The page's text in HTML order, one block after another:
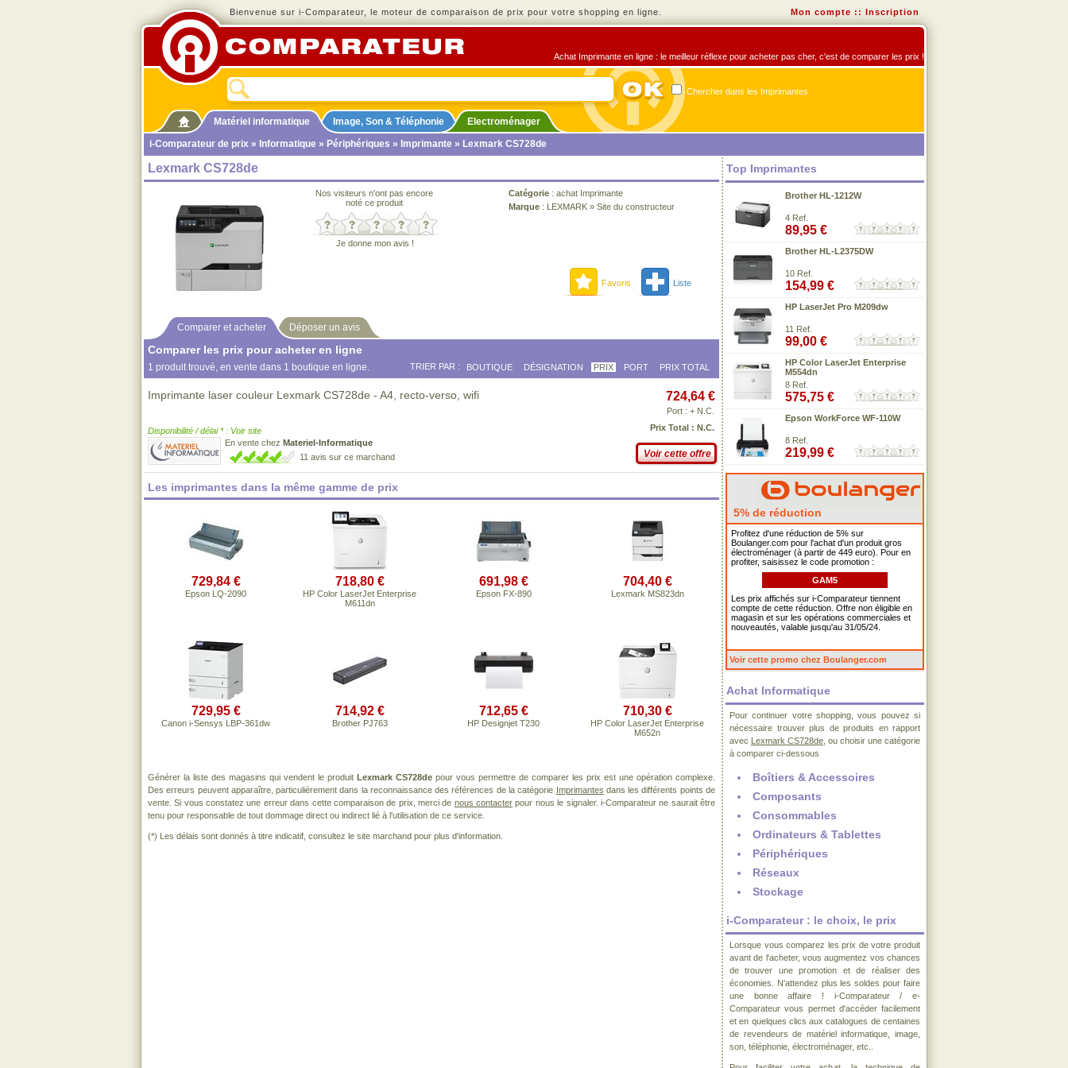
Bienvenue sur i-Comparateur, le moteur de comparaison de prix pour votre shopping en ligne. Mon compte :: Inscription
Achat Imprimante en ligne : le meilleur réflexe pour acheter pas cher, c'est de comparer les prix !
Chercher dans les Imprimantes
Matériel informatique Image, Son & Téléphonie
Electroménager
i-Comparateur de prix » Informatique » Périphériques » Imprimante » Lexmark CS728de
Lexmark CS728de
Nos visiteurs n'ont pas encore
noté ce produit
Je donne mon avis !
Catégorie : achat Imprimante
Marque : LEXMARK » Site du constructeur
Favoris Liste
Comparer et acheter Déposer un avis
Comparer les prix pour acheter en ligne
1 produit trouvé, en vente dans 1 boutique en ligne. TRIER PAR : BOUTIQUE DÉSIGNATION PRIX PORT PRIX TOTAL
Imprimante laser couleur Lexmark CS728de - A4, recto-verso, wifi
Disponibilité / délai * : Voir site
En vente chez Materiel-Informatique
11 avis sur ce marchand
724,64 €
Port : + N.C.
Prix Total : N.C.
Voir cette offre
Les imprimantes dans la même gamme de prix
729,84 €
Epson LQ-2090
718,80 €
HP Color LaserJet Enterprise
M611dn
691,98 €
Epson FX-890
704,40 €
Lexmark MS823dn
729,95 €
Canon i-Sensys LBP-361dw
714,92 €
Brother PJ763
712,65 €
HP Designjet T230
710,30 €
HP Color LaserJet Enterprise
M652n
Générer la liste des magasins qui vendent le produit Lexmark CS728de pour vous permettre de comparer les prix est une opération complexe.
Des erreurs peuvent apparaître, particulièrement dans la reconnaissance des références de la catégorie Imprimantes dans les différents points de
vente. Si vous constatez une erreur dans cette comparaison de prix, merci de nous contacter pour nous le signaler. i-Comparateur ne saurait être
tenu pour responsable de tout dommage direct ou indirect lié à l'utilisation de ce service.
(*) Les délais sont donnés à titre indicatif, consultez le site marchand pour plus d'information.
Top Imprimantes
Brother HL-1212W
4 Ref.
89,95 €
Brother HL-L2375DW
10 Ref.
154,99 €
HP LaserJet Pro M209dw
11 Ref.
99,00 €
HP Color LaserJet Enterprise
M554dn
8 Ref.
575,75 €
Epson WorkForce WF-110W
8 Ref.
219,99 €
5% de réduction
Profitez d'une réduction de 5% sur
Boulanger.com pour l'achat d'un produit gros
électroménager (à partir de 449 euro). Pour en
profiter, saisissez le code promotion :
GAM5
Les prix affichés sur i-Comparateur tiennent
compte de cette réduction. Offre non éligible en
magasin et sur les opérations commerciales et
nouveautés, valable jusqu'au 31/05/24.
Voir cette promo chez Boulanger.com
Achat Informatique
Pour continuer votre shopping, vous pouvez si
nécessaire trouver plus de produits en rapport
avec Lexmark CS728de , ou choisir une catégorie
à comparer ci-dessous
Boîtiers & Accessoires
Composants
Consommables
Ordinateurs & Tablettes
Périphériques
Réseaux
Stockage
i-Comparateur : le choix, le prix
Lorsque vous comparez les prix de votre produit
avant de l'acheter, vous augmentez vos chances
de trouver une promotion et de réaliser des
économies. N'attendez plus les soldes pour faire
une bonne affaire ! i-Comparateur / e-
Comparateur vous permet d'accéder facilement
et en quelques clics aux catalogues de centaines
de revendeurs de matériel informatique, image,
son, téléphonie, électroménager, etc..